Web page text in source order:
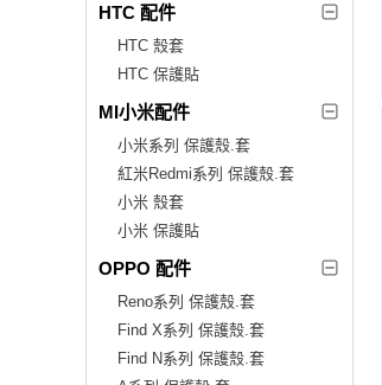
HTC 配件
HTC 殼套
HTC 保護貼
MI小米配件
小米系列 保護殼.套
紅米Redmi系列 保護殼.套
小米 殼套
小米 保護貼
OPPO 配件
Reno系列 保護殼.套
Find X系列 保護殼.套
Find N系列 保護殼.套